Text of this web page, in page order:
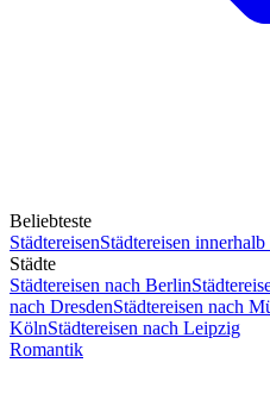
Beliebteste
StädtereisenStädtereisen
Städte
Städtereisen nach Berlin
nach DresdenStädtereisen nach
KölnStädtereisen nach Leipzig
Romantik